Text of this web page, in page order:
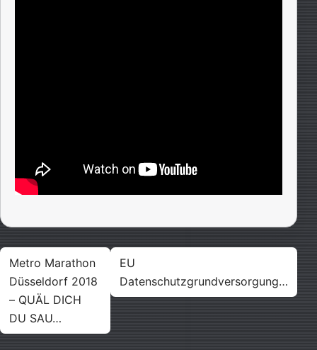
Beitragsnavigation
Metro Marathon
Düsseldorf 2018
– QUÄL DICH
DU SAU…
EU
Datenschutzgrundversorgung…